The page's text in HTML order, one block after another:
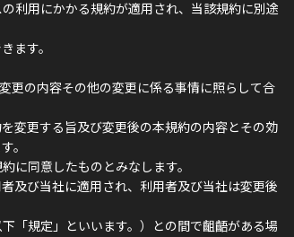
利用にかかる規約が適用され、当該規約に別途
ます。
更の内容その他の変更に係る事情に照らして合
変更する旨及び変更後の本規約の内容とその効
。
に同意したものとみなします。
及び当社に適用され、利用者及び当社は変更後
「規定」といいます。）との間で齟齬がある場